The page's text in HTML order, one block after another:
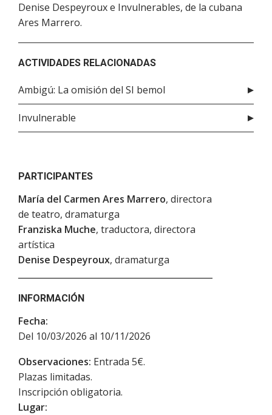
Denise Despeyroux e Invulnerables, de la cubana
Ares Marrero.
ACTIVIDADES RELACIONADAS
Ambigú: La omisión del SI bemol
Invulnerable
PARTICIPANTES
María del Carmen Ares Marrero, directora
de teatro, dramaturga
Franziska Muche, traductora, directora
artística
Denise Despeyroux, dramaturga
INFORMACIÓN
Fecha:
Del 10/03/2026 al 10/11/2026
Observaciones: Entrada 5€.
Plazas limitadas.
Inscripción obligatoria.
Lugar: